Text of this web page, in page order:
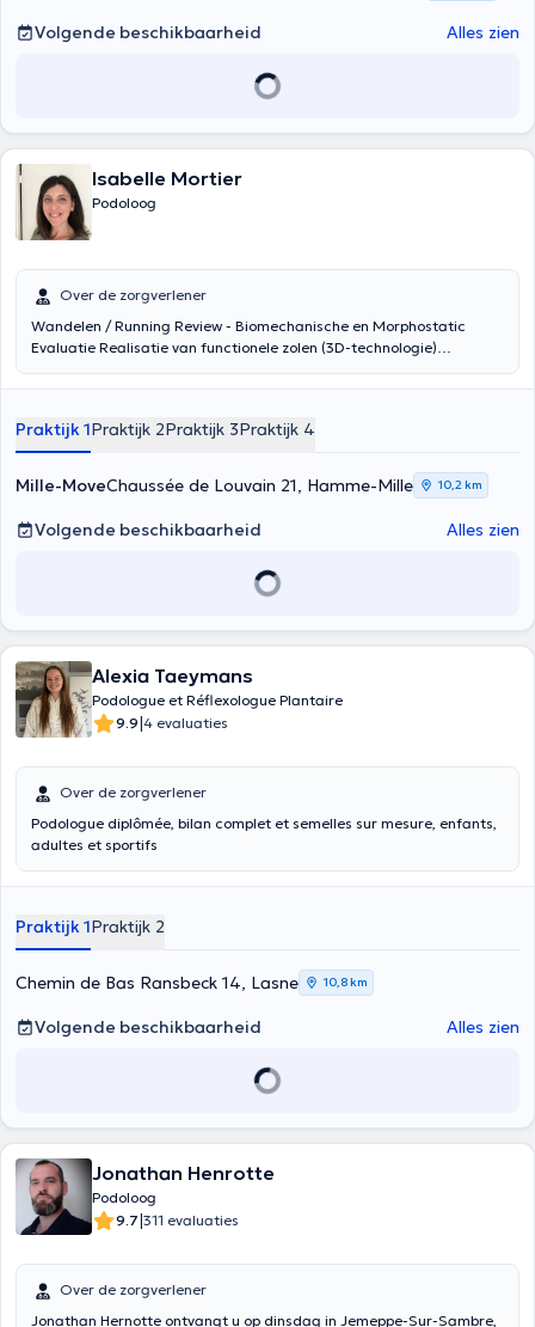
Volgende beschikbaarheid Alles zien
Isabelle Mortier
Podoloog
Over de zorgverlener
Wandelen / Running Review - Biomechanische en Morphostatic
Evaluatie Realisatie van functionele zolen (3D-technologie)
Voetverzorging (zolen bijvoorbeeld weer op te bouwen) (horens,
Praktijk 1Praktijk 2Praktijk 3Praktijk 4
Mille-MoveChaussée de Louvain 21, Hamme-Mille 10,2 km
Volgende beschikbaarheid Alles zien
Alexia Taeymans
Podologue et Réflexologue Plantaire
9.9|4 evaluaties
Over de zorgverlener
Podologue diplômée, bilan complet et semelles sur mesure, enfants,
adultes et sportifs
Praktijk 1Praktijk 2
Chemin de Bas Ransbeck 14, Lasne 10,8 km
Volgende beschikbaarheid Alles zien
Jonathan Henrotte
Podoloog
9.7|311 evaluaties
Over de zorgverlener
Jonathan Hernotte ontvangt u op dinsdag in Jemeppe-Sur-Sambre,